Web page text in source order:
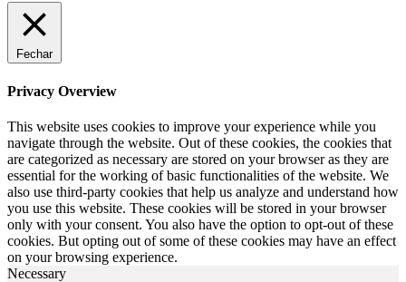
Fechar
Privacy Overview
This website uses cookies to improve your experience while you
navigate through the website. Out of these cookies, the cookies that
are categorized as necessary are stored on your browser as they are
essential for the working of basic functionalities of the website. We
also use third-party cookies that help us analyze and understand how
you use this website. These cookies will be stored in your browser
only with your consent. You also have the option to opt-out of these
cookies. But opting out of some of these cookies may have an effect
on your browsing experience.
Necessary